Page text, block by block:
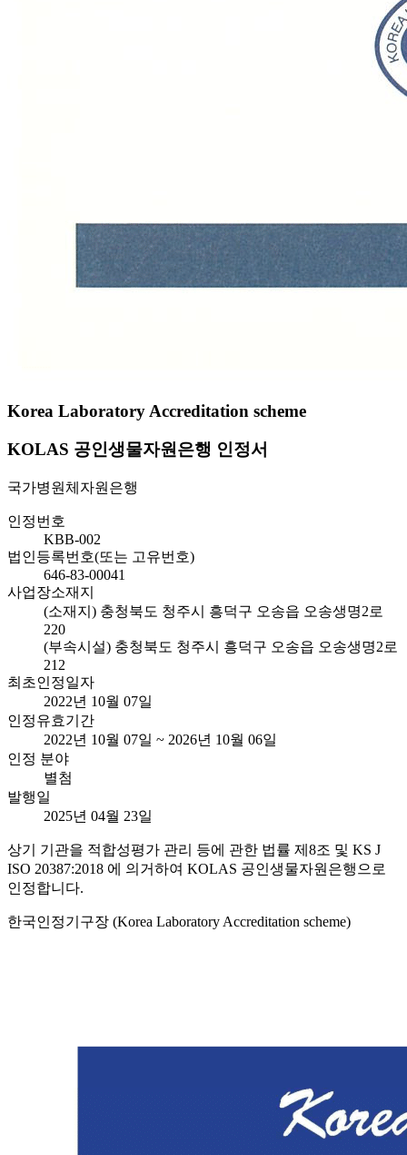
Korea Laboratory Accreditation scheme
KOLAS 공인생물자원은행 인정서
국가병원체자원은행
인정번호
KBB-002
법인등록번호(또는 고유번호)
646-83-00041
사업장소재지
(소재지) 충청북도 청주시 흥덕구 오송읍 오송생명2로
220
(부속시설) 충청북도 청주시 흥덕구 오송읍 오송생명2로
212
최초인정일자
2022년 10월 07일
인정유효기간
2022년 10월 07일 ~ 2026년 10월 06일
인정 분야
별첨
발행일
2025년 04월 23일
상기 기관을 적합성평가 관리 등에 관한 법률 제8조 및 KS J
ISO 20387:2018 에 의거하여 KOLAS 공인생물자원은행으로
인정합니다.
한국인정기구장 (Korea Laboratory Accreditation scheme)